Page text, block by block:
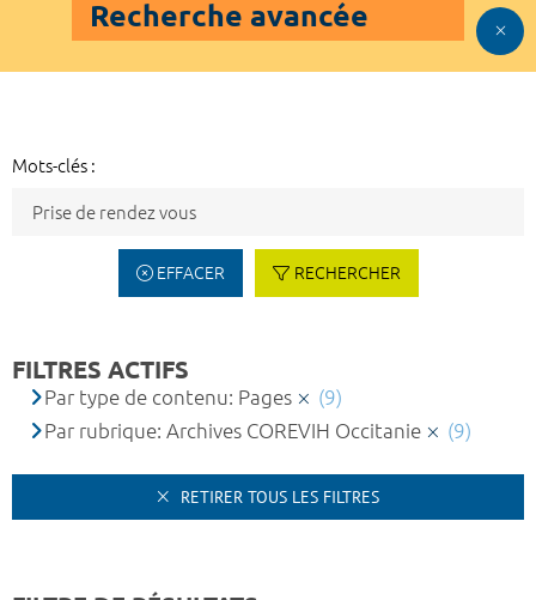
Recherche avancée
Mots-clés :
EFFACER RECHERCHER
FILTRES ACTIFS
Par type de contenu: Pages
(9)
Par rubrique: Archives COREVIH Occitanie
(9)
RETIRER TOUS LES FILTRES